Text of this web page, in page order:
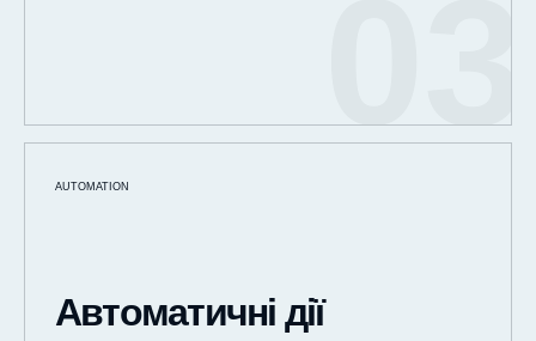
AUTOMATION
Автоматичні дії